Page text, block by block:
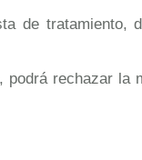
de tratamiento,
rechazar